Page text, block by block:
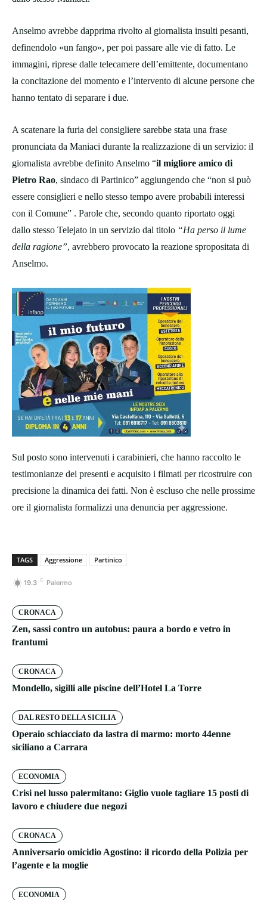
Anselmo avrebbe dapprima rivolto al giornalista insulti pesanti,
definendolo «un fango», per poi passare alle vie di fatto. Le
immagini, riprese dalle telecamere dell’emittente, documentano
la concitazione del momento e l’intervento di alcune persone che
hanno tentato di separare i due.
A scatenare la furia del consigliere sarebbe stata una frase
pronunciata da Maniaci durante la realizzazione di un servizio: il
giornalista avrebbe definito Anselmo “il migliore amico di
Pietro Rao, sindaco di Partinico” aggiungendo che “non si può
essere consiglieri e nello stesso tempo avere probabili interessi
con il Comune” . Parole che, secondo quanto riportato oggi
dallo stesso Telejato in un servizio dal titolo “Ha perso il lume
della ragione”, avrebbero provocato la reazione spropositata di
Anselmo.
Sul posto sono intervenuti i carabinieri, che hanno raccolto le
testimonianze dei presenti e acquisito i filmati per ricostruire con
precisione la dinamica dei fatti. Non è escluso che nelle prossime
ore il giornalista formalizzi una denuncia per aggressione.
TAGS Aggressione Partinico
19.3 C Palermo
CRONACA
Zen, sassi contro un autobus: paura a bordo e vetro in
frantumi
CRONACA
Mondello, sigilli alle piscine dell’Hotel La Torre
DAL RESTO DELLA SICILIA
Operaio schiacciato da lastra di marmo: morto 44enne
siciliano a Carrara
ECONOMIA
Crisi nel lusso palermitano: Giglio vuole tagliare 15 posti di
lavoro e chiudere due negozi
CRONACA
Anniversario omicidio Agostino: il ricordo della Polizia per
l’agente e la moglie
ECONOMIA